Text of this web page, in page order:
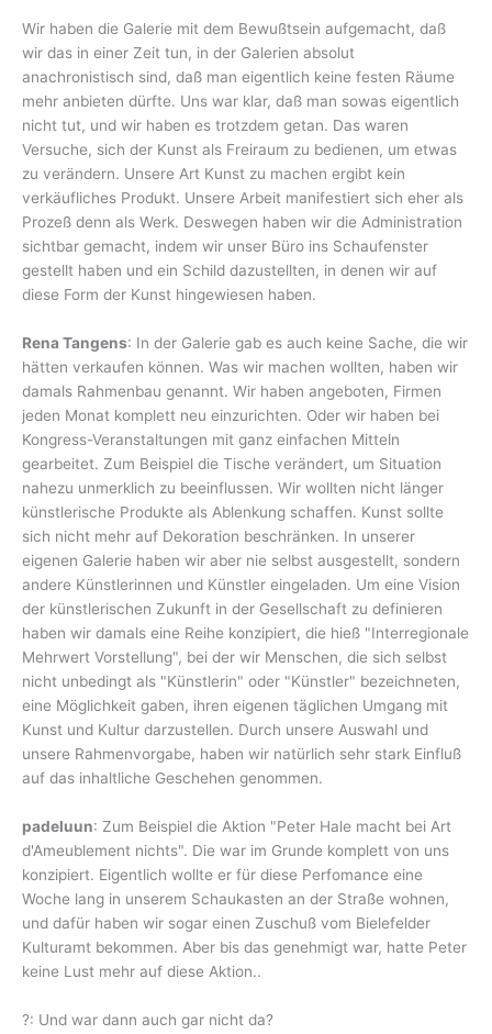
Wir haben die Galerie mit dem Bewußtsein aufgemacht, daß
wir das in einer Zeit tun, in der Galerien absolut
anachronistisch sind, daß man eigentlich keine festen Räume
mehr anbieten dürfte. Uns war klar, daß man sowas eigentlich
nicht tut, und wir haben es trotzdem getan. Das waren
Versuche, sich der Kunst als Freiraum zu bedienen, um etwas
zu verändern. Unsere Art Kunst zu machen ergibt kein
verkäufliches Produkt. Unsere Arbeit manifestiert sich eher als
Prozeß denn als Werk. Deswegen haben wir die Administration
sichtbar gemacht, indem wir unser Büro ins Schaufenster
gestellt haben und ein Schild dazustellten, in denen wir auf
diese Form der Kunst hingewiesen haben.
Rena Tangens: In der Galerie gab es auch keine Sache, die wir
hätten verkaufen können. Was wir machen wollten, haben wir
damals Rahmenbau genannt. Wir haben angeboten, Firmen
jeden Monat komplett neu einzurichten. Oder wir haben bei
Kongress-Veranstaltungen mit ganz einfachen Mitteln
gearbeitet. Zum Beispiel die Tische verändert, um Situation
nahezu unmerklich zu beeinflussen. Wir wollten nicht länger
künstlerische Produkte als Ablenkung schaffen. Kunst sollte
sich nicht mehr auf Dekoration beschränken. In unserer
eigenen Galerie haben wir aber nie selbst ausgestellt, sondern
andere Künstlerinnen und Künstler eingeladen. Um eine Vision
der künstlerischen Zukunft in der Gesellschaft zu definieren
haben wir damals eine Reihe konzipiert, die hieß "Interregionale
Mehrwert Vorstellung", bei der wir Menschen, die sich selbst
nicht unbedingt als "Künstlerin" oder "Künstler" bezeichneten,
eine Möglichkeit gaben, ihren eigenen täglichen Umgang mit
Kunst und Kultur darzustellen. Durch unsere Auswahl und
unsere Rahmenvorgabe, haben wir natürlich sehr stark Einfluß
auf das inhaltliche Geschehen genommen.
padeluun: Zum Beispiel die Aktion "Peter Hale macht bei Art
d'Ameublement nichts". Die war im Grunde komplett von uns
konzipiert. Eigentlich wollte er für diese Perfomance eine
Woche lang in unserem Schaukasten an der Straße wohnen,
und dafür haben wir sogar einen Zuschuß vom Bielefelder
Kulturamt bekommen. Aber bis das genehmigt war, hatte Peter
keine Lust mehr auf diese Aktion..
?: Und war dann auch gar nicht da?